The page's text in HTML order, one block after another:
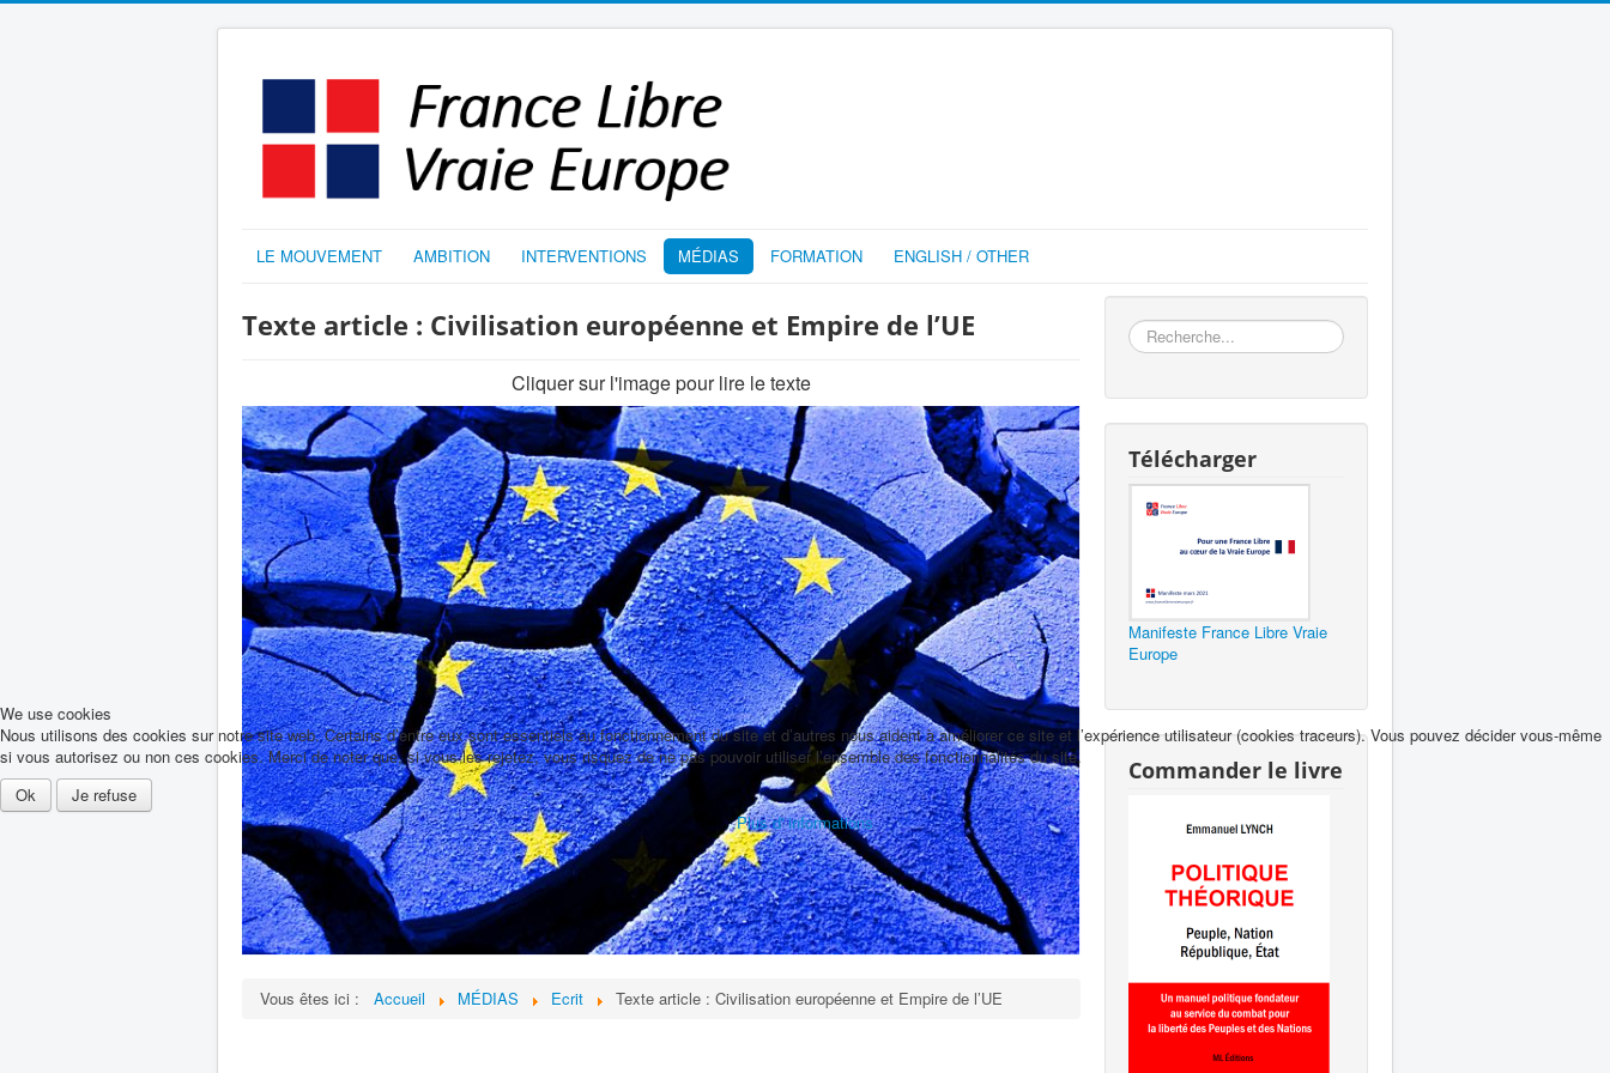
LE MOUVEMENT AMBITION INTERVENTIONS MÉDIAS FORMATION ENGLISH / OTHER
Texte article : Civilisation européenne et Empire de l’UE
Cliquer sur l'image pour lire le texte
Vous êtes ici : Accueil MÉDIAS Ecrit Texte article : Civilisation européenne et Empire de l’UE
Rechercher
Télécharger
Manifeste France Libre Vraie
Europe
Commander le livre
We use cookies
Nous utilisons des cookies sur notre site web. Certains d’entre eux sont essentiels au fonctionnement du site et d’autres nous aident à améliorer ce site et l’expérience utilisateur (cookies traceurs). Vous pouvez décider vous-même
si vous autorisez ou non ces cookies. Merci de noter que, si vous les rejetez, vous risquez de ne pas pouvoir utiliser l’ensemble des fonctionnalités du site.
Ok
Je refuse
Plus d' informations